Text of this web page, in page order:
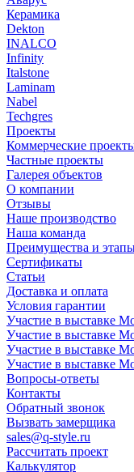
Керамика
Dekton
INALCO
Infinity
Italstone
Laminam
Nabel
Techgres
Проекты
Коммерческие
Частные проекты
Галерея объектов
О компании
Отзывы
Наше производство
Наша команда
Преимущества и
Сертификаты
Статьи
Доставка и оплата
Условия гарантии
Участие в выставке
Участие в выставке
Участие в выставке
Участие в выставке
Вопросы-ответы
Контакты
Обратный звонок
Вызвать замерщика
sales@q-style.ru
Рассчитать проект
Калькулятор